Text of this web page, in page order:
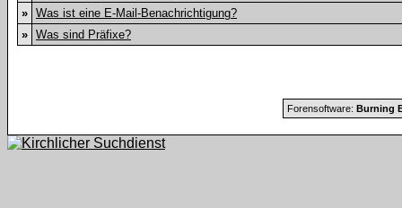
» Was ist eine E-Mail-Benachrichtigung?
» Was sind Präfixe?
Forensoftware: Burning